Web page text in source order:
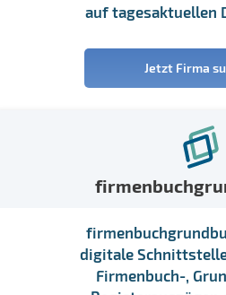
auf tagesaktuellen
Jetzt Firma
digitale
Firmenbuch-,